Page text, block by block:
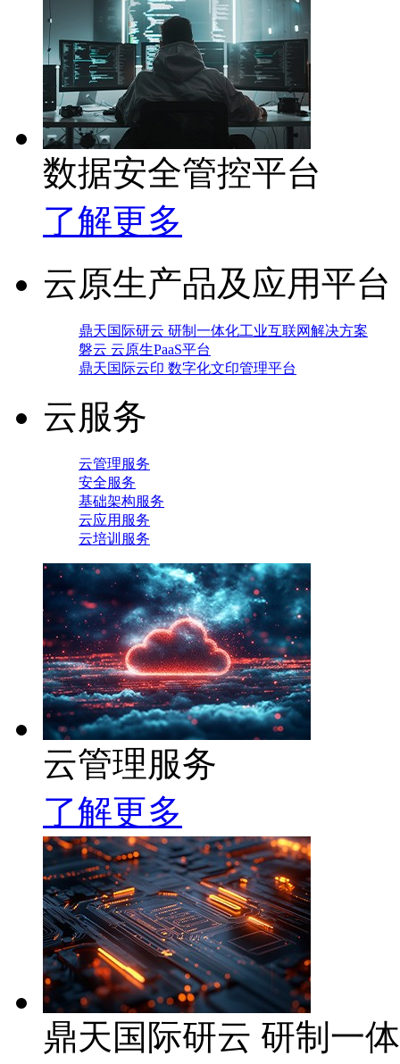
数据安全管控平台
了解更多
云原生产品及应用平台
鼎天国际研云 研制一体化工业互联网解决方案
磐云 云原生PaaS平台
鼎天国际云印 数字化文印管理平台
云服务
云管理服务
安全服务
基础架构服务
云应用服务
云培训服务
云管理服务
了解更多
鼎天国际研云 研制一